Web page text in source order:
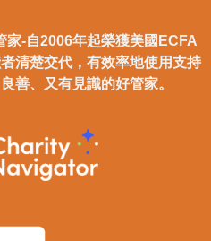
家-自2006年起榮獲美國ECFA
清楚交代，有效率地使用支持
善、又有見識的好管家。